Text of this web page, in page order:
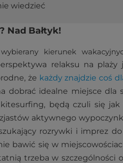
wiedzieć
Nad Bałtyk!
kierunek
relaksu na plaży
że każdy znajdzie coś
dobrać idealne miejsce dla
będą czuli się jak
aktywnego
rozrywki i imprez
bawić się w
trzeba w